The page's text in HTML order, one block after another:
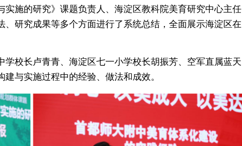
施的研究》课题负责人、海淀区教科院美育研究中心主任
研究成果等多个方面进行了系统总结，全面展示海淀区在
校长卢青青、海淀区七一小学校长胡振芳、空军直属蓝天
与实施过程中的经验、做法和成效。